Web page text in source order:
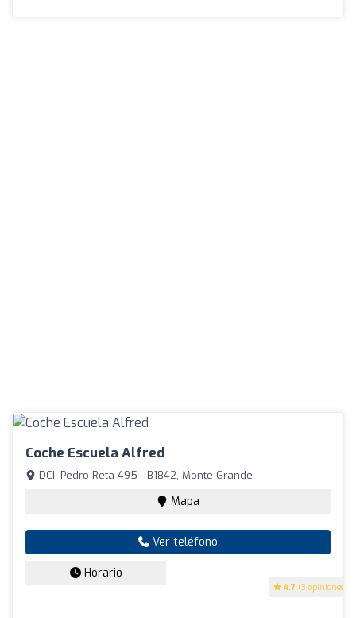
Coche Escuela Alfred
4.7 (3 opiniones)
DCI, Pedro Reta 495 - B1842, Monte Grande
Mapa
Ver teléfono
Horario